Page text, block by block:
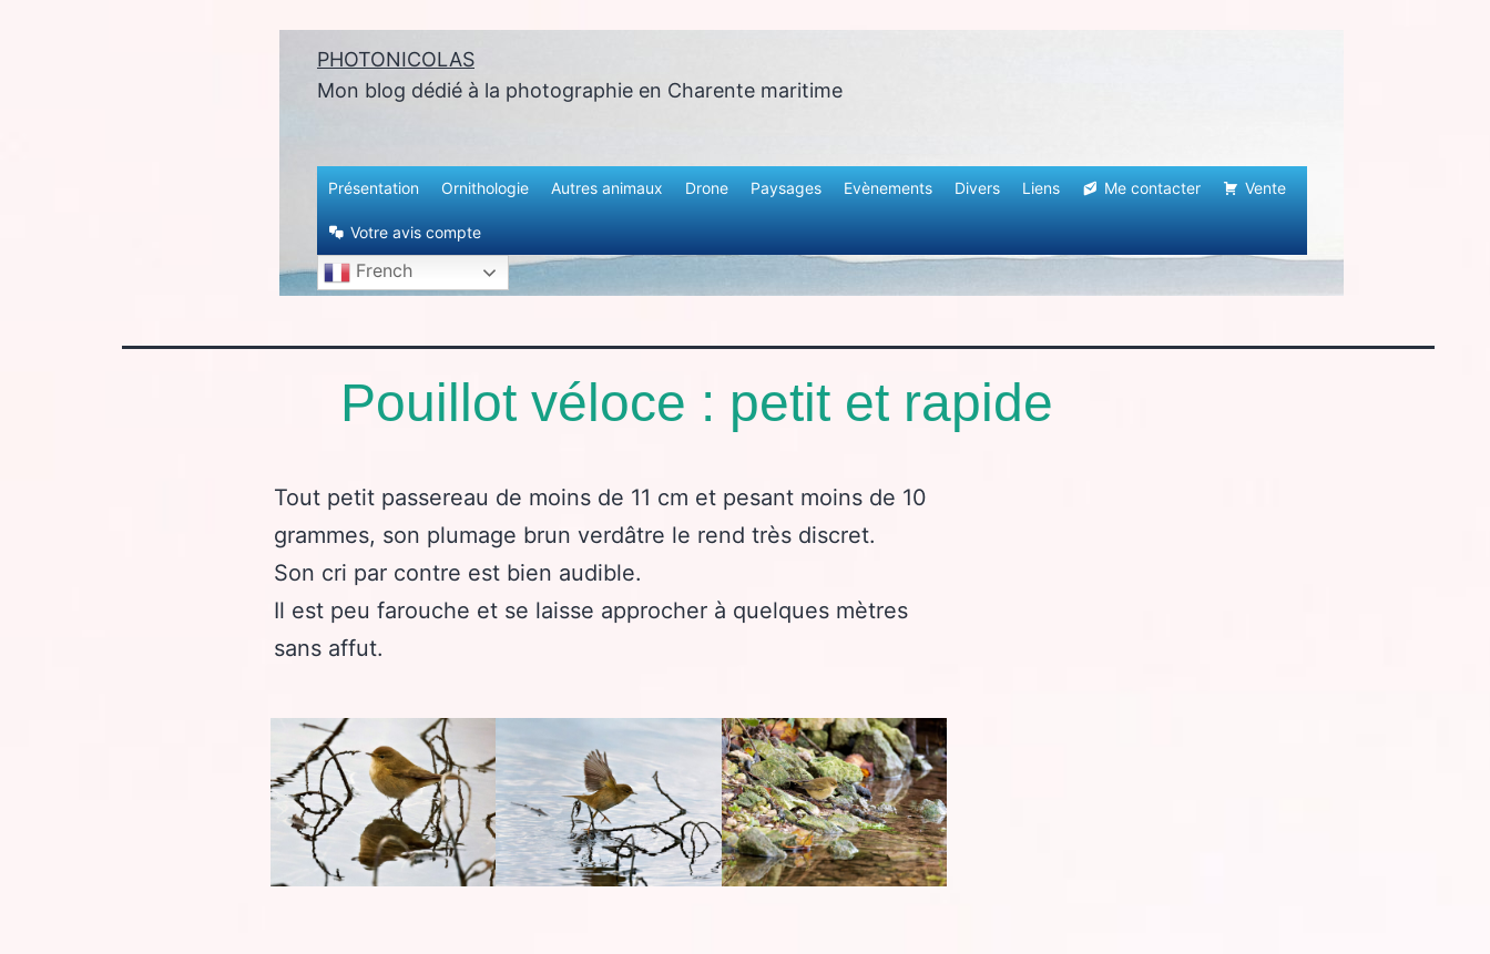
PHOTONICOLAS
Mon blog dédié à la photographie en Charente maritime
Présentation Ornithologie Autres animaux Drone Paysages Evènements Divers Liens Me contacter Vente
Votre avis compte
French
Pouillot véloce : petit et rapide
Tout petit passereau de moins de 11 cm et pesant moins de 10
grammes, son plumage brun verdâtre le rend très discret.
Son cri par contre est bien audible.
Il est peu farouche et se laisse approcher à quelques mètres
sans affut.